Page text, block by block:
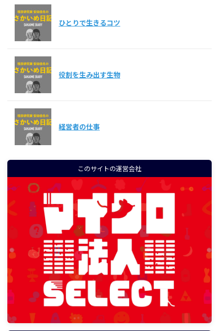
ひとりで生きるコツ
役割を生み出す生物
経営者の仕事
このサイトの運営会社